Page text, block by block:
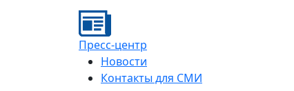
Пресс-центр
Новости
Контакты для СМИ